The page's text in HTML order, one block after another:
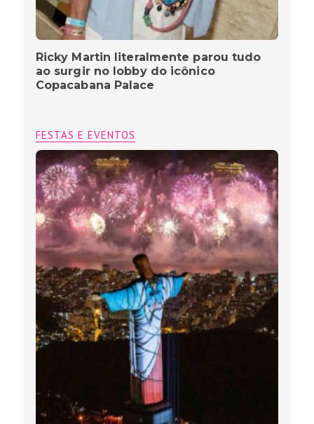
Ricky Martin literalmente parou tudo
ao surgir no lobby do icônico
Copacabana Palace
FESTAS E EVENTOS